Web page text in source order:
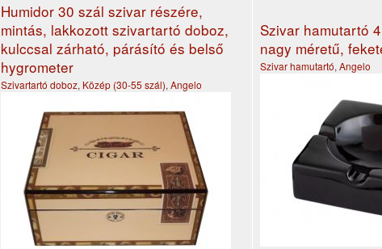
Humidor 30 szál szivar részére,
mintás, lakkozott szivartartó doboz,
kulccsal zárható, párásító és belső
hygrometer
Szivartartó doboz, Közép (30-55 szál), Angelo
Szivar hamutartó
nagy méretű,
Szivar hamutartó, Angelo